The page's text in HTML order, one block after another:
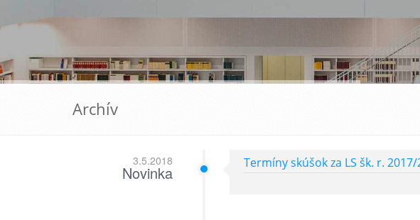
Archív
3.5.2018
Novinka Termíny skúšok za LS šk. r.